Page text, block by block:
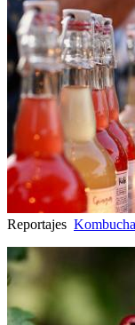
Reportajes